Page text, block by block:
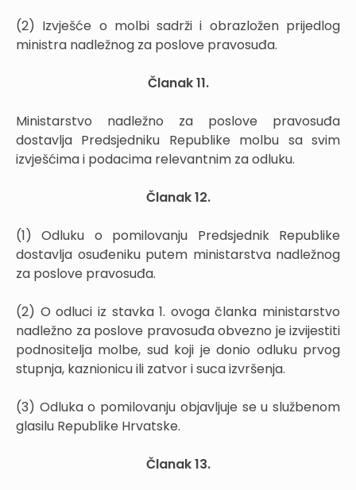
(2) Izvješće o molbi sadrži i obrazložen prijedlog
ministra nadležnog za poslove pravosuđa.
Članak 11.
Ministarstvo nadležno za poslove pravosuđa
dostavlja Predsjedniku Republike molbu sa svim
izvješćima i podacima relevantnim za odluku.
Članak 12.
(1) Odluku o pomilovanju Predsjednik Republike
dostavlja osuđeniku putem ministarstva nadležnog
za poslove pravosuđa.
(2) O odluci iz stavka 1. ovoga članka ministarstvo
nadležno za poslove pravosuđa obvezno je izvijestiti
podnositelja molbe, sud koji je donio odluku prvog
stupnja, kaznionicu ili zatvor i suca izvršenja.
(3) Odluka o pomilovanju objavljuje se u službenom
glasilu Republike Hrvatske.
Članak 13.